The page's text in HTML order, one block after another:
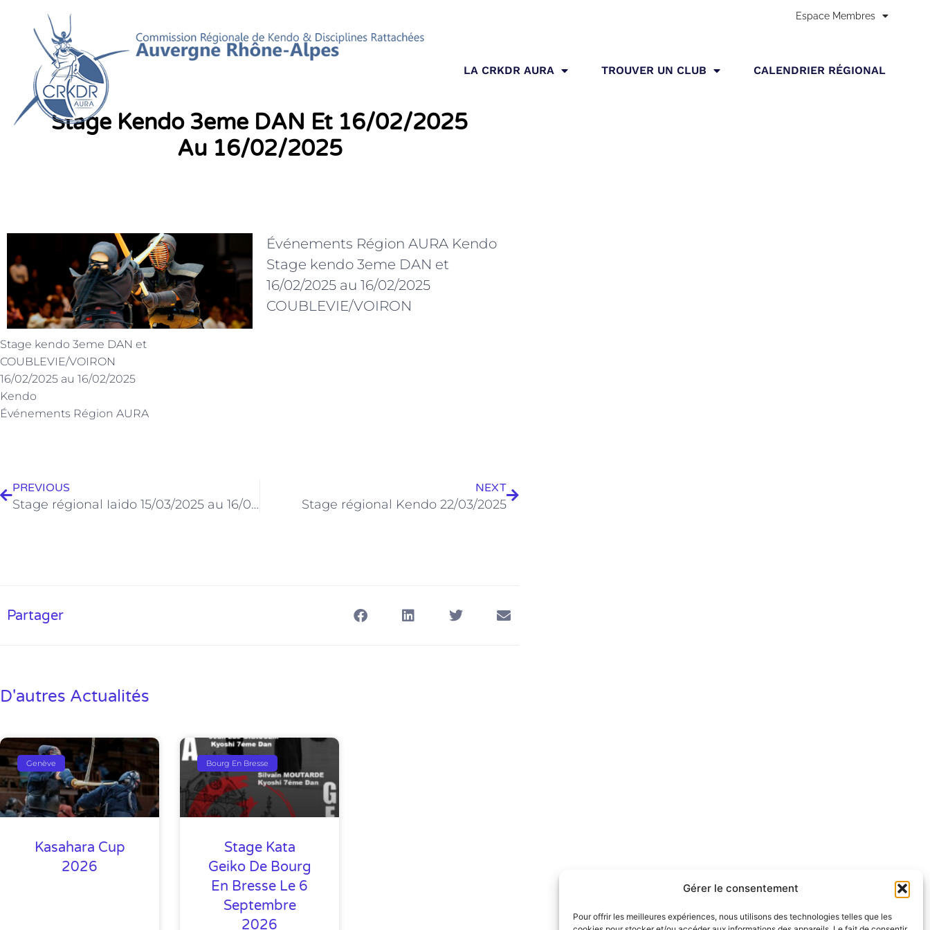
Gérer le consentement
Pour offrir les meilleures expériences, nous utilisons des technologies telles que les
contenu
Espace Membres
LA CRKDR AURA TROUVER UN CLUB CALENDRIER RÉGIONAL
Stage Kendo 3eme DAN Et 16/02/2025
Au 16/02/2025
Événements Région AURA Kendo
Stage kendo 3eme DAN et
16/02/2025 au 16/02/2025
COUBLEVIE/VOIRON
Stage kendo 3eme DAN et
COUBLEVIE/VOIRON
16/02/2025 au 16/02/2025
Kendo
Événements Région AURA
PREVIOUS
Stage régional Iaido 15/03/2025 au 16/03/2025
NEXT
Stage régional Kendo 22/03/2025
Partager
D'autres Actualités
Genève
Kasahara Cup
2026
Bourg En Bresse
Stage Kata
Geiko De Bourg
En Bresse Le 6
Septembre
2026